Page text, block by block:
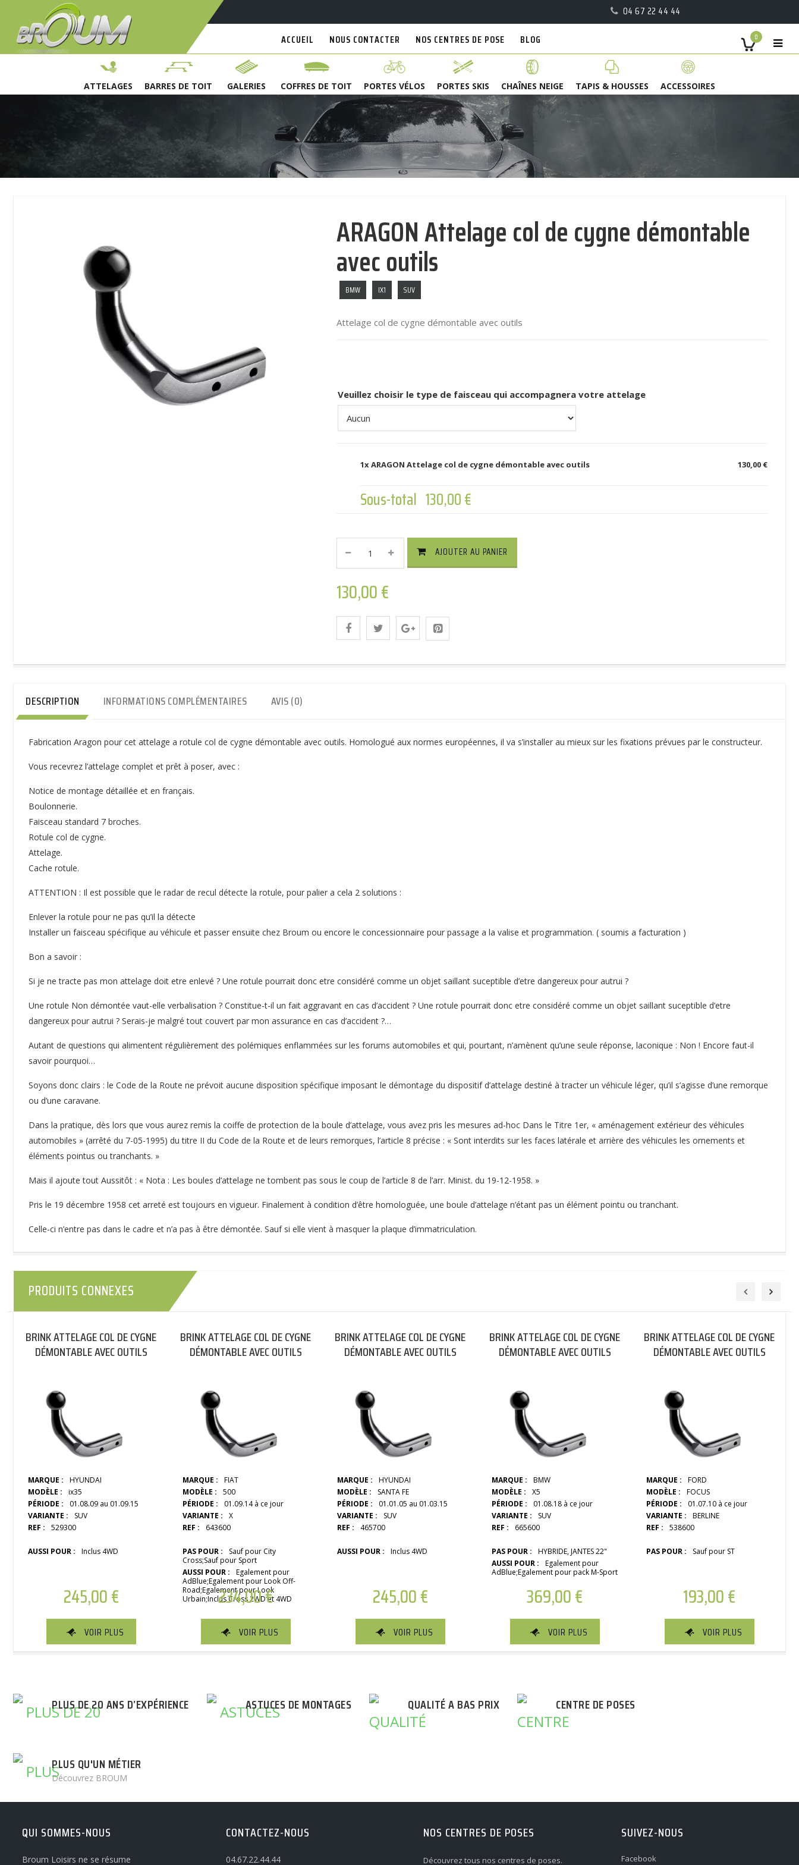
04 67 22 44 44
0
ACCUEIL NOUS CONTACTER NOS CENTRES DE POSE BLOG
ATTELAGES BARRES DE TOIT GALERIES COFFRES DE TOIT PORTES VÉLOS PORTES SKIS CHAÎNES NEIGE TAPIS & HOUSSES ACCESSOIRES
ARAGON Attelage col de cygne démontable
avec outils
BMW IX1 SUV
Attelage col de cygne démontable avec outils
Veuillez choisir le type de faisceau qui accompagnera votre attelage
1xARAGON Attelage col de cygne démontable avec outils 130,00 €
Sous-total 130,00 €
ARAGON
Attelage
Col
De
Cygne
Avec
Outils
Quantité
AJOUTER AU PANIER
130,00€
DESCRIPTION INFORMATIONS COMPLÉMENTAIRES AVIS (0)
Fabrication Aragon pour cet attelage a rotule col de cygne démontable avec outils. Homologué aux normes européennes, il va s’installer au mieux sur les fixations prévues par le constructeur.
Vous recevrez l’attelage complet et prêt à poser, avec :
Notice de montage détaillée et en français.
Boulonnerie.
Faisceau standard 7 broches.
Rotule col de cygne.
Attelage.
Cache rotule.
ATTENTION : Il est possible que le radar de recul détecte la rotule, pour palier a cela 2 solutions :
Enlever la rotule pour ne pas qu’il la détecte
Installer un faisceau spécifique au véhicule et passer ensuite chez Broum ou encore le concessionnaire pour passage a la valise et programmation. ( soumis a facturation )
Bon a savoir :
Si je ne tracte pas mon attelage doit etre enlevé ? Une rotule pourrait donc etre considéré comme un objet saillant suceptible d’etre dangereux pour autrui ?
Une rotule Non démontée vaut-elle verbalisation ? Constitue-t-il un fait aggravant en cas d’accident ? Une rotule pourrait donc etre considéré comme un objet saillant suceptible d’etre
dangereux pour autrui ? Serais-je malgré tout couvert par mon assurance en cas d’accident ?…
Autant de questions qui alimentent régulièrement des polémiques enflammées sur les forums automobiles et qui, pourtant, n’amènent qu’une seule réponse, laconique : Non ! Encore faut-il
savoir pourquoi…
Soyons donc clairs : le Code de la Route ne prévoit aucune disposition spécifique imposant le démontage du dispositif d’attelage destiné à tracter un véhicule léger, qu’il s’agisse d’une remorque
ou d’une caravane.
Dans la pratique, dès lors que vous aurez remis la coiffe de protection de la boule d’attelage, vous avez pris les mesures ad-hoc Dans le Titre 1er, « aménagement extérieur des véhicules
automobiles » (arrêté du 7-05-1995) du titre II du Code de la Route et de leurs remorques, l’article 8 précise : « Sont interdits sur les faces latérale et arrière des véhicules les ornements et
éléments pointus ou tranchants. »
Mais il ajoute tout Aussitôt : « Nota : Les boules d’attelage ne tombent pas sous le coup de l’article 8 de l’arr. Minist. du 19-12-1958. »
Pris le 19 décembre 1958 cet arreté est toujours en vigueur. Finalement à condition d’être homologuée, une boule d’attelage n’étant pas un élément pointu ou tranchant.
Celle-ci n’entre pas dans le cadre et n’a pas à être démontée. Sauf si elle vient à masquer la plaque d’immatriculation.
PRODUITS CONNEXES
BRINK ATTELAGE COL DE CYGNE
DÉMONTABLE AVEC OUTILS
MARQUE :
HYUNDAI
MODÈLE :
ix35
PÉRIODE :
01.08.09 au 01.09.15
VARIANTE :
SUV
REF :
529300
AUSSI POUR : Inclus 4WD
245,00€
VOIR PLUS
BRINK ATTELAGE COL DE CYGNE
DÉMONTABLE AVEC OUTILS
MARQUE :
FIAT
MODÈLE :
500
PÉRIODE :
01.09.14 à ce jour
VARIANTE :
X
REF :
643600
PAS POUR :
Sauf pour City
Cross;Sauf pour Sport
AUSSI POUR :
Egalement pour
AdBlue;Egalement pour Look Off-
Road;Egalement pour Look
Urbain;Inclus Cross 2WD et 4WD
234,00€
VOIR PLUS
BRINK ATTELAGE COL DE CYGNE
DÉMONTABLE AVEC OUTILS
MARQUE :
HYUNDAI
MODÈLE :
SANTA FE
PÉRIODE :
01.01.05 au 01.03.15
VARIANTE :
SUV
REF :
465700
AUSSI POUR : Inclus 4WD
245,00€
VOIR PLUS
BRINK ATTELAGE COL DE CYGNE
DÉMONTABLE AVEC OUTILS
MARQUE :
BMW
MODÈLE :
X5
PÉRIODE :
01.08.18 à ce jour
VARIANTE :
SUV
REF :
665600
PAS POUR :
HYBRIDE, JANTES 22"
AUSSI POUR :
Egalement pour
AdBlue;Egalement pour pack M-Sport
369,00€
VOIR PLUS
BRINK ATTELAGE COL DE CYGNE
DÉMONTABLE AVEC OUTILS
MARQUE :
FORD
MODÈLE :
FOCUS
PÉRIODE :
01.07.10 à ce jour
VARIANTE :
BERLINE
REF :
538600
PAS POUR : Sauf pour ST
193,00€
VOIR PLUS
PLUS DE 20 ANS D’EXPÉRIENCE ASTUCES DE MONTAGES QUALITÉ A BAS PRIX CENTRE DE POSES
PLUS QU'UN MÉTIER
Découvrez BROUM
QUI SOMMES-NOUS
Broum Loisirs ne se résume
CONTACTEZ-NOUS
04.67.22.44.44
NOS CENTRES DE POSES
Découvrez tous nos centres de poses.
SUIVEZ-NOUS
Facebook